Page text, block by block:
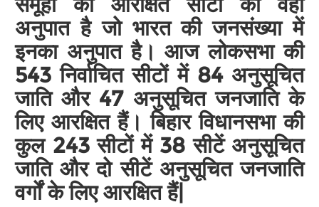
अनुपात है जो भारत की जनसंख्या में
इनका अनुपात है। आज लोकसभा की
543 निर्वाचित सीटों में 84 अनुसूचित
जाति और 47 अनुसूचित जनजाति के
लिए आरक्षित हैं। बिहार विधानसभा की
कुल 243 सीटों में 38 सीटें अनुसूचित
जाति और दो सीटें अनुसूचित जनजाति
वर्गों के लिए आरक्षित हैं|